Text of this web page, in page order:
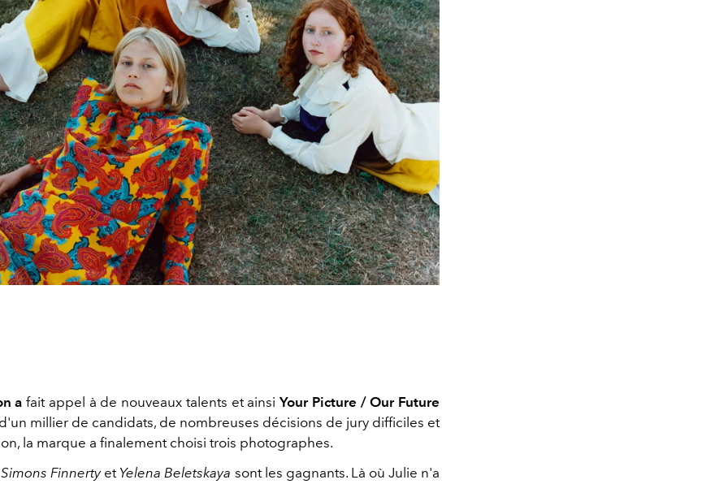
a fait appel à de nouveaux talents et ainsiYour Picture / Our Future
millier de candidats, de nombreuses décisions de jury difficiles et
la marque a finalement choisi trois photographes.
Finnertyet Yelena Beletskaya sont les gagnants. Là où Julie n'a